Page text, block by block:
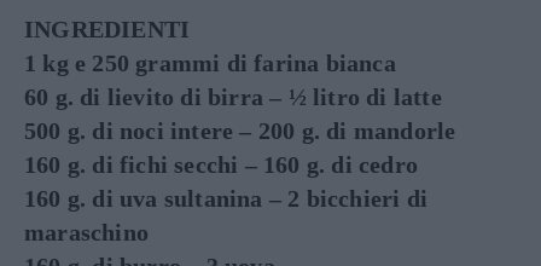
INGREDIENTI
1 kg e 250 grammi di farina bianca
60 g. di lievito di birra – ½ litro di latte
500 g. di noci intere – 200 g. di mandorle
160 g. di fichi secchi – 160 g. di cedro
160 g. di uva sultanina – 2 bicchieri di
maraschino